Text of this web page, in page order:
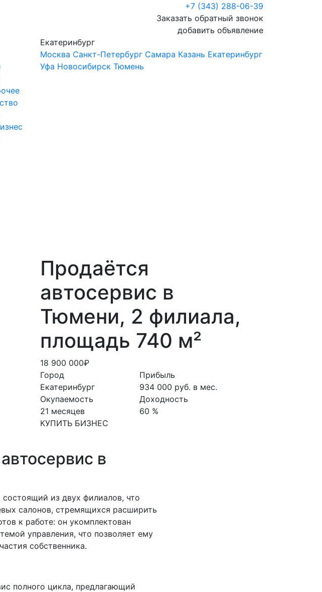
+7 (343) 288-06-39
Заказать обратный звонок
добавить объявление
Екатеринбург
Москва Санкт-Петербург Самара Казань Екатеринбург
Уфа Новосибирск Тюмень
Продаётся
автосервис в
Тюмени, 2 филиала,
площадь 740 м²
18 900 000₽
Город
Екатеринбург
Окупаемость
21 месяцев
КУПИТЬ БИЗНЕС
Прибыль
934 000 руб. в мес.
Доходность
60 %
в
из двух филиалов, что
салонов, стремящихся расширить
к работе: он укомплектован
управления, что позволяет ему
собственника.
полного цикла, предлагающий